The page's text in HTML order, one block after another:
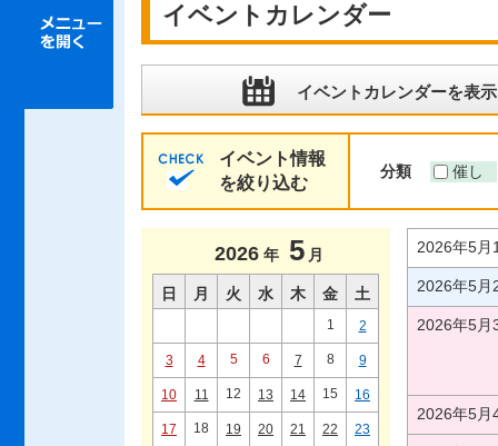
イベントカレンダー
イベントカレンダーを表示
イベント情報
を絞り込む
分類 催し
2026 年 5 月
日 月 火 水 木 金 土
1 2
3 4 5 6 7 8 9
10 11 12 13 14 15 16
17 18 19 20 21 22 23
2026年5月
2026年5月
2026年5月
2026年5月